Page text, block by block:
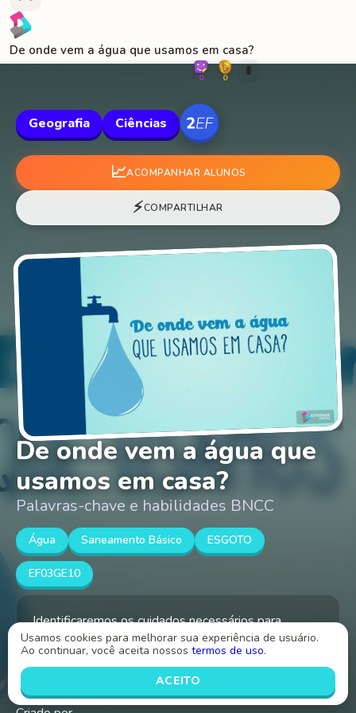
De onde vem a água que usamos em casa?
0 0 🐛
Geografia Ciências
📈ACOMPANHAR ALUNOS
⚡COMPARTILHAR
De onde vem a água que
usamos em casa?
Palavras-chave e habilidades BNCC
Água Saneamento Básico ESGOTO
EF03GE10
Identificaremos os cuidados necessários para
utilização da água de modo a garantir a manutenção
do provimento de água potável.
Usamos cookies para melhorar sua experiência de usuário.
Ao continuar, você aceita nossos termos de uso.
ACEITO